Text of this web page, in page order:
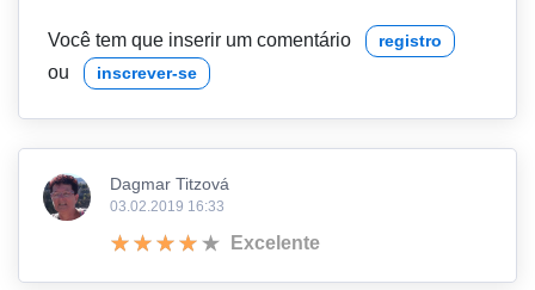
Você tem que inserir um comentário registro
ou inscrever-se
Dagmar Titzová
03.02.2019 16:33
Excelente